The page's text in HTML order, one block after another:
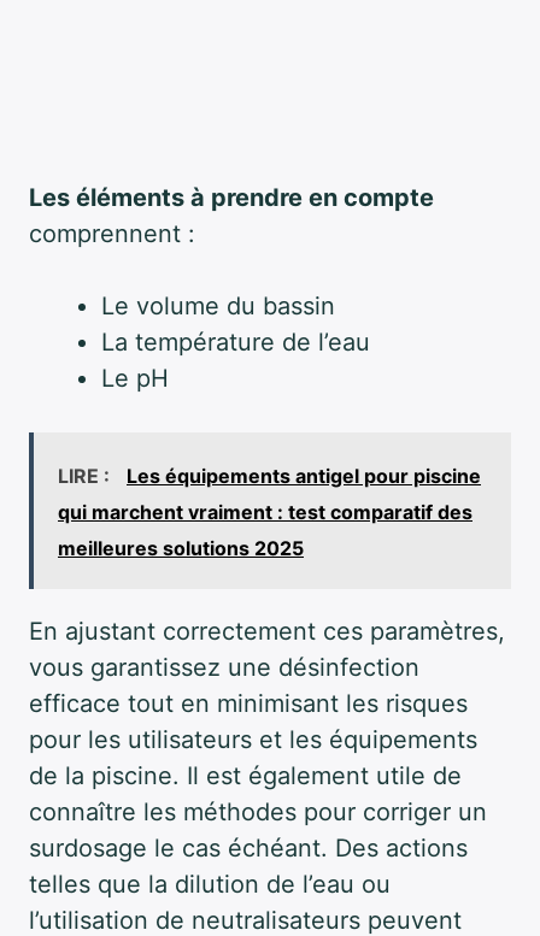
Les éléments à prendre en compte
comprennent :
Le volume du bassin
La température de l’eau
Le pH
LIRE :
Les équipements antigel pour piscine
qui marchent vraiment : test comparatif des
meilleures solutions 2025
En ajustant correctement ces paramètres,
vous garantissez une désinfection
efficace tout en minimisant les risques
pour les utilisateurs et les équipements
de la piscine. Il est également utile de
connaître les méthodes pour corriger un
surdosage le cas échéant. Des actions
telles que la dilution de l’eau ou
l’utilisation de neutralisateurs peuvent